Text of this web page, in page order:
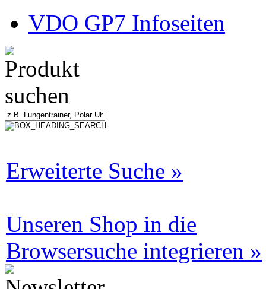
VDO GP7 Infoseiten
Erweiterte Suche »
Unseren Shop in die
Browsersuche integrieren »